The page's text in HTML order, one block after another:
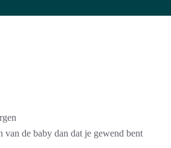
van de baby dan dat je gewend bent